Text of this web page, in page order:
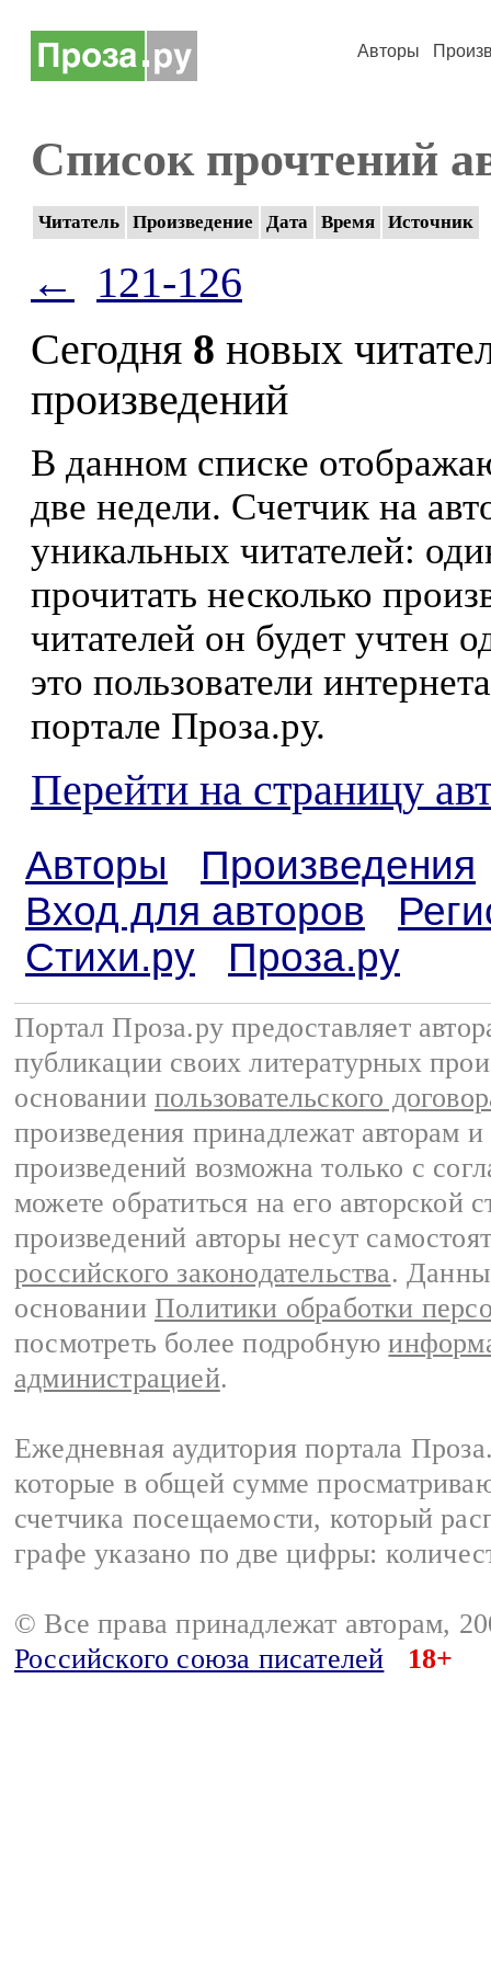
Авторы
Список прочтений
Читатель Произведение Дата Время Источник
←
121-126
Сегодня 8 новых
произведений
В данном списке
две недели. Счетчик на
уникальных читателей:
прочитать несколько
читателей он будет учтен
это пользователи
портале Проза.ру.
Перейти на страницу
Авторы
Произведения
Вход для авторов
Стихи.ру
Проза.ру
Портал Проза.ру предоставляет
публикации своих литературных
основании пользовательского
произведения принадлежат авторам
произведений возможна только с
можете обратиться на его авторской
произведений авторы несут
российского законодательства.
основании Политики обработки
посмотреть более подробную
администрацией.
Ежедневная аудитория портала
которые в общей сумме
счетчика посещаемости, который
графе указано по две цифры:
© Все права принадлежат авторам,
Российского союза писателей
18+